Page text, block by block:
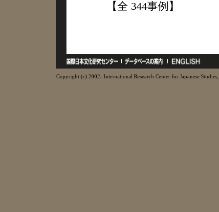
【全 344事例】
Copyright (c) 2002- International Research Center for Japanese